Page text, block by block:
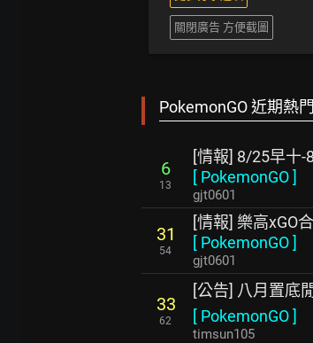
關閉廣告 方便截圖
PokemonGO 近期熱
6
13
[情報] 8/25早十-
[ PokemonGO]
gjt0601
31
54
[情報] 樂高xGO
[ PokemonGO]
gjt0601
33
62
[公告] 八月置底
[ PokemonGO]
timsun105